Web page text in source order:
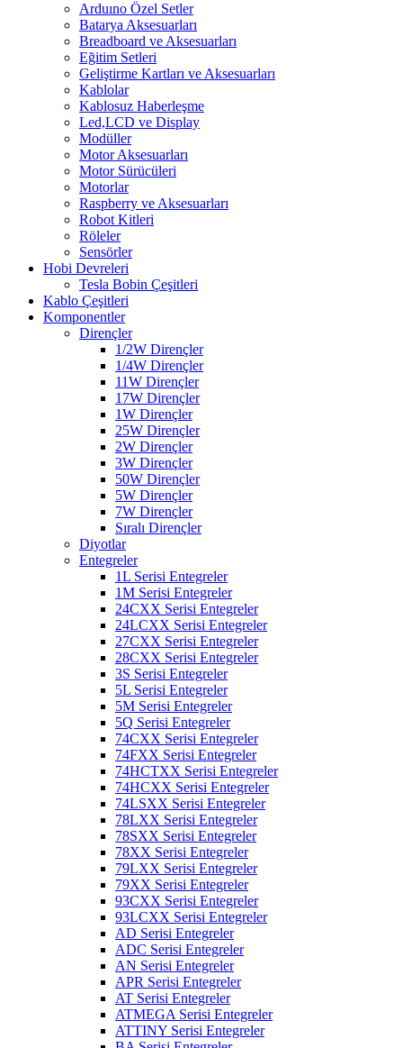
Arduıno Özel Setler
Batarya Aksesuarları
Breadboard ve Aksesuarları
Eğitim Setleri
Geliştirme Kartları ve Aksesuarları
Kablolar
Kablosuz Haberleşme
Led,LCD ve Display
Modüller
Motor Aksesuarları
Motor Sürücüleri
Motorlar
Raspberry ve Aksesuarları
Robot Kitleri
Röleler
Sensörler
Hobi Devreleri
Tesla Bobin Çeşitleri
Kablo Çeşitleri
Komponentler
Dirençler
1/2W Dirençler
1/4W Dirençler
11W Dirençler
17W Dirençler
1W Dirençler
25W Dirençler
2W Dirençler
3W Dirençler
50W Dirençler
5W Dirençler
7W Dirençler
Sıralı Dirençler
Diyotlar
Entegreler
1L Serisi Entegreler
1M Serisi Entegreler
24CXX Serisi Entegreler
24LCXX Serisi Entegreler
27CXX Serisi Entegreler
28CXX Serisi Entegreler
3S Serisi Entegreler
5L Serisi Entegreler
5M Serisi Entegreler
5Q Serisi Entegreler
74CXX Serisi Entegreler
74FXX Serisi Entegreler
74HCTXX Serisi Entegreler
74HCXX Serisi Entegreler
74LSXX Serisi Entegreler
78LXX Serisi Entegreler
78SXX Serisi Entegreler
78XX Serisi Entegreler
79LXX Serisi Entegreler
79XX Serisi Entegreler
93CXX Serisi Entegreler
93LCXX Serisi Entegreler
AD Serisi Entegreler
ADC Serisi Entegreler
AN Serisi Entegreler
APR Serisi Entegreler
AT Serisi Entegreler
ATMEGA Serisi Entegreler
ATTINY Serisi Entegreler